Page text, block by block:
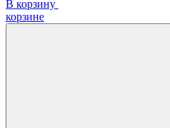
В корзину
корзинe